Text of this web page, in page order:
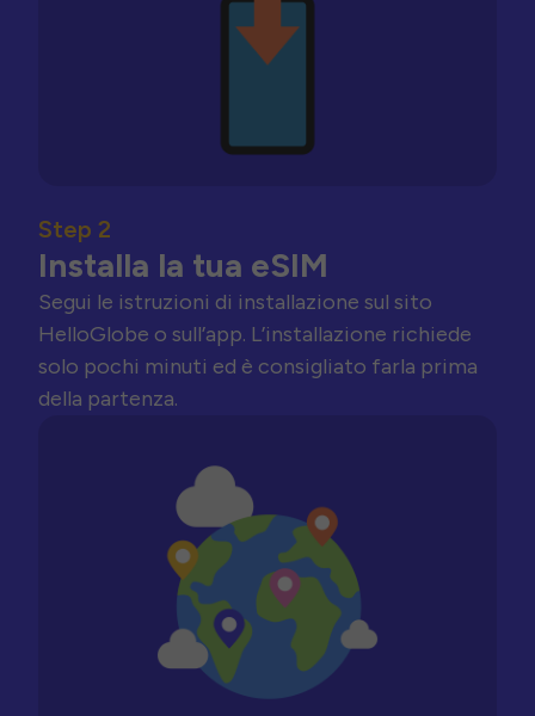
Step 2
Installa la tua eSIM
Segui le istruzioni di installazione sul sito
HelloGlobe o sull’app. L’installazione richiede
solo pochi minuti ed è consigliato farla prima
della partenza.